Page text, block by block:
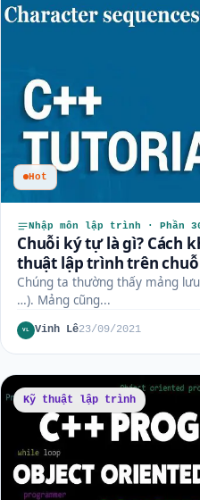
Hot
Nhập môn lập trình · Phần
Chuỗi ký tự là gì? Cách
thuật lập trình trên
Chúng ta thường thấy mảng
…). Mảng cũng...
VL Vinh Lê23/09/2021
Kỹ thuật lập trình